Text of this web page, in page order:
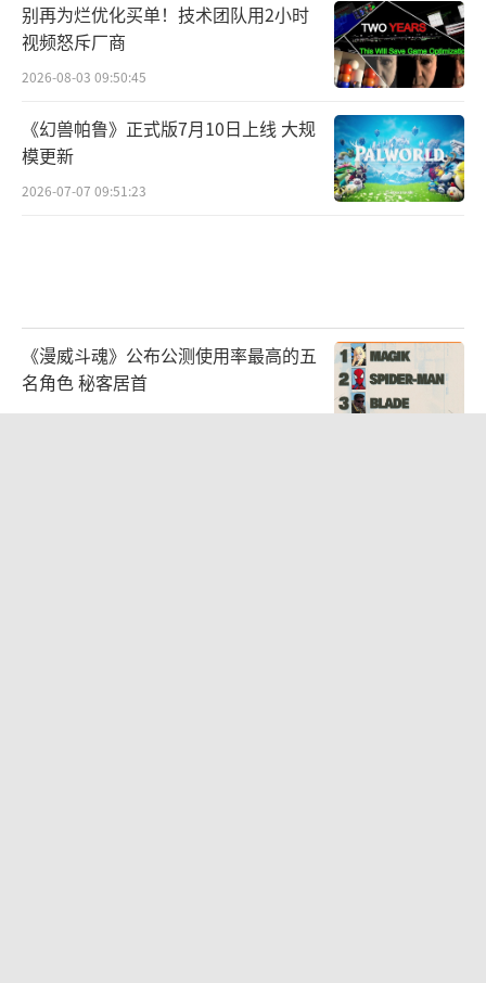
别再为烂优化买单！技术团队用2小时
视频怒斥厂商
2026-08-03 09:50:45
《幻兽帕鲁》正式版7月10日上线 大规
模更新
2026-07-07 09:51:23
《漫威斗魂》公布公测使用率最高的五
名角色 秘客居首
2026-08-03 09:47:15